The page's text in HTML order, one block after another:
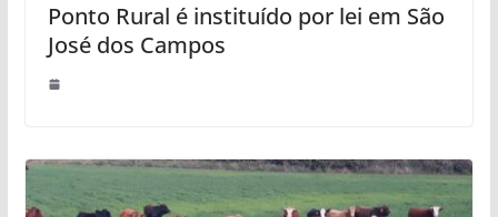
Ponto Rural é instituído por lei em São
José dos Campos